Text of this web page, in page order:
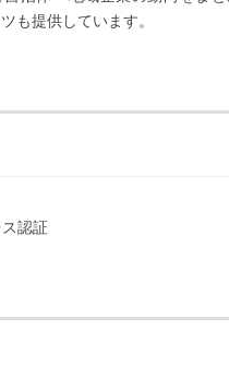
も提供しています。
認証